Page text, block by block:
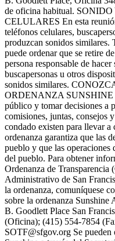
de oficina habitual.
CELULARES En esta
teléfonos celulares,
produzcan sonidos similares.
puede ordenar que se retire
persona responsable de
buscapersonas u otros
sonidos similares.
ORDENANZA SUNSHINE
público y tomar decisiones a
comisiones, juntas, consejos
condado existen para llevar a
ordenanza garantiza que las
pueblo y que las operaciones
del pueblo. Para obtener
Ordenanza de
Administrativo de San
la ordenanza, comuníquese
sobre la ordenanza
B. Goodlett Place San
(Oficina); (415) 554-7854
SOTF@sfgov.org Se pueden